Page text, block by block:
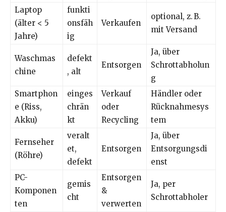
Laptop
(älter < 5
Jahre)
funkti
onsfäh
ig
Verkaufen
optional, z. B.
mit Versand
Waschmas
chine
defekt
, alt
Entsorgen
Ja, über
Schrottabholun
g
Smartphon
e (Riss,
Akku)
einges
chrän
kt
Verkauf
oder
Recycling
Händler oder
Rücknahmesys
tem
Fernseher
(Röhre)
veralt
et,
defekt
Entsorgen
Ja, über
Entsorgungsdi
enst
PC-
Komponen
ten
gemis
cht
Entsorgen
&
verwerten
Ja, per
Schrottabholer